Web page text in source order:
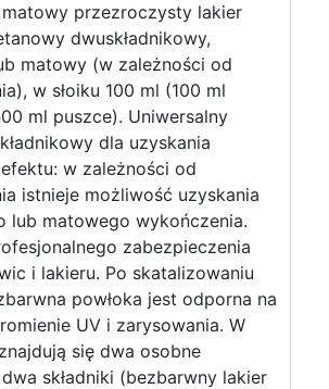
matowy przezroczysty lakier
dwuskładnikowy,
matowy (w zależności od
w słoiku 100 ml (100 ml
ml puszce). Uniwersalny
dla uzyskania
w zależności od
istnieje możliwość uzyskania
lub matowego wykończenia.
zabezpieczenia
i lakieru. Po skatalizowaniu
powłoka jest odporna na
UV i zarysowania. W
się dwa osobne
składniki (bezbarwny lakier